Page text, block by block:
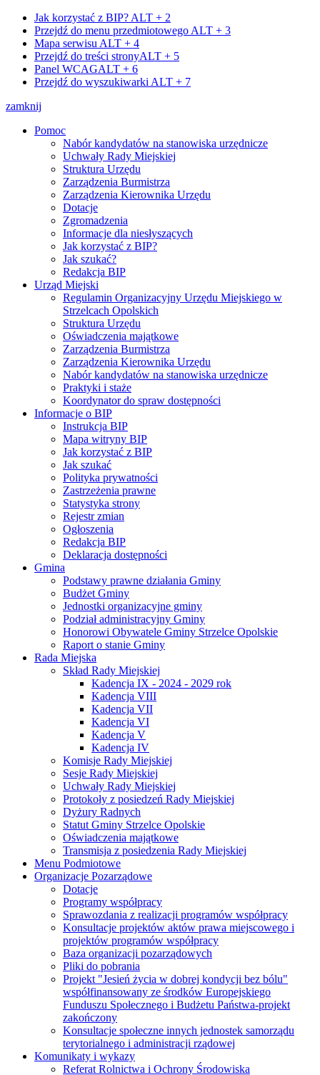
Jak korzystać z BIP? ALT + 2
Przejdź do menu przedmiotowego ALT + 3
Mapa serwisu ALT + 4
Przejdź do treści stronyALT + 5
Panel WCAGALT + 6
Przejdź do wyszukiwarki ALT + 7
zamknij
Pomoc
Nabór kandydatów na stanowiska urzędnicze
Uchwały Rady Miejskiej
Struktura Urzędu
Zarządzenia Burmistrza
Zarządzenia Kierownika Urzędu
Dotacje
Zgromadzenia
Informacje dla niesłyszących
Jak korzystać z BIP?
Jak szukać?
Redakcja BIP
Urząd Miejski
Regulamin Organizacyjny Urzędu Miejskiego w
Strzelcach Opolskich
Struktura Urzędu
Oświadczenia majątkowe
Zarządzenia Burmistrza
Zarządzenia Kierownika Urzędu
Nabór kandydatów na stanowiska urzędnicze
Praktyki i staże
Koordynator do spraw dostępności
Informacje o BIP
Instrukcja BIP
Mapa witryny BIP
Jak korzystać z BIP
Jak szukać
Polityka prywatności
Zastrzeżenia prawne
Statystyka strony
Rejestr zmian
Ogłoszenia
Redakcja BIP
Deklaracja dostępności
Gmina
Podstawy prawne działania Gminy
Budżet Gminy
Jednostki organizacyjne gminy
Podział administracyjny Gminy
Honorowi Obywatele Gminy Strzelce Opolskie
Raport o stanie Gminy
Rada Miejska
Skład Rady Miejskiej
Kadencja IX - 2024 - 2029 rok
Kadencja VIII
Kadencja VII
Kadencja VI
Kadencja V
Kadencja IV
Komisje Rady Miejskiej
Sesje Rady Miejskiej
Uchwały Rady Miejskiej
Protokoły z posiedzeń Rady Miejskiej
Dyżury Radnych
Statut Gminy Strzelce Opolskie
Oświadczenia majątkowe
Transmisja z posiedzenia Rady Miejskiej
Menu Podmiotowe
Organizacje Pozarządowe
Dotacje
Programy współpracy
Sprawozdania z realizacji programów współpracy
Konsultacje projektów aktów prawa miejscowego i
projektów programów współpracy
Baza organizacji pozarządowych
Pliki do pobrania
Projekt "Jesień życia w dobrej kondycji bez bólu"
współfinansowany ze środków Europejskiego
Funduszu Społecznego i Budżetu Państwa-projekt
zakończony
Konsultacje społeczne innych jednostek samorządu
terytorialnego i administracji rządowej
Komunikaty i wykazy
Referat Rolnictwa i Ochrony Środowiska